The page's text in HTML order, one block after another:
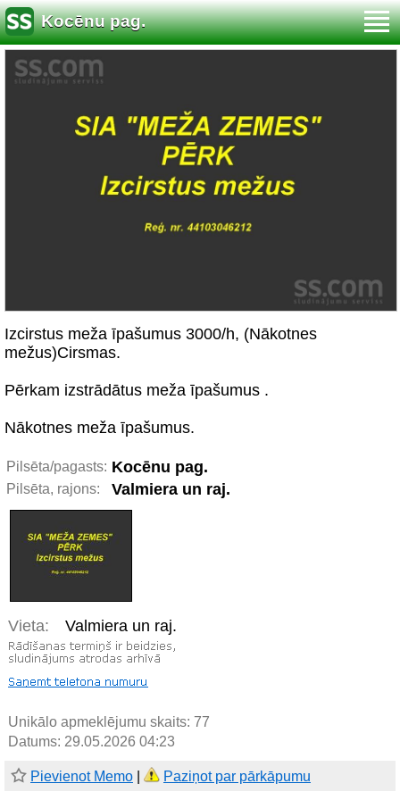
Kocēnu pag.
Izcirstus meža īpašumus 3000/h, (Nākotnes
mežus)Cirsmas.
Pērkam izstrādātus meža īpašumus .
Nākotnes meža īpašumus.
Pilsēta/pagasts: Kocēnu pag.
Pilsēta, rajons: Valmiera un raj.
Vieta: Valmiera un raj.
Unikālo apmeklējumu skaits: 77
Datums: 29.05.2026 04:23
Pievienot Memo Paziņot par pārkāpumu